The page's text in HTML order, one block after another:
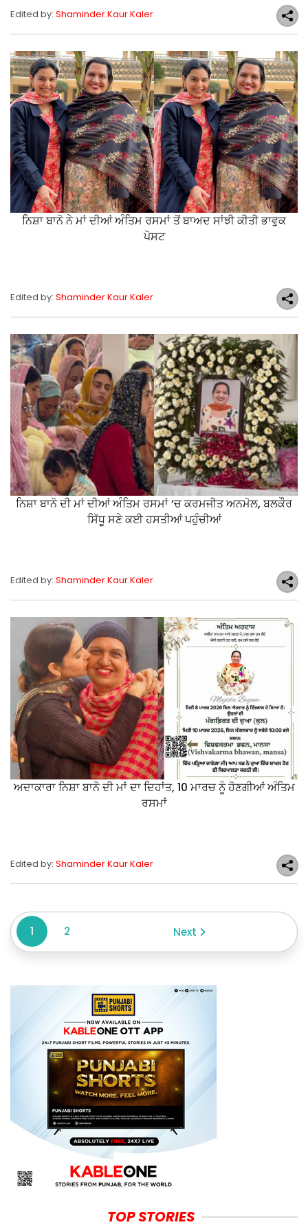
Edited by: Shaminder Kaur Kaler
ਨਿਸ਼ਾ ਬਾਨੋ ਨੇ ਮਾਂ ਦੀਆਂ ਅੰਤਿਮ ਰਸਮਾਂ ਤੋਂ ਬਾਅਦ ਸਾਂਝੀ ਕੀਤੀ ਭਾਵੁਕ
ਪੋਸਟ
Edited by: Shaminder Kaur Kaler
ਨਿਸ਼ਾ ਬਾਨੋ ਦੀ ਮਾਂ ਦੀਆਂ ਅੰਤਿਮ ਰਸਮਾਂ ‘ਚ ਕਰਮਜੀਤ ਅਨਮੋਲ, ਬਲਕੌਰ
ਸਿੱਧੂ ਸਣੇ ਕਈ ਹਸਤੀਆਂ ਪਹੁੰਚੀਆਂ
Edited by: Shaminder Kaur Kaler
ਅਦਾਕਾਰਾ ਨਿਸ਼ਾ ਬਾਨੋ ਦੀ ਮਾਂ ਦਾ ਦਿਹਾਂਤ, 10 ਮਾਰਚ ਨੂੰ ਹੋਣਗੀਆਂ ਅੰਤਿਮ
ਰਸਮਾਂ
Edited by: Shaminder Kaur Kaler
1 2 Next
TOP STORIES